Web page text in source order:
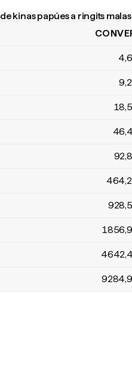
kinas papúes a ringits
kinas papúes a ringits 4
9
18
46
92
464
928
1856
4642
9284